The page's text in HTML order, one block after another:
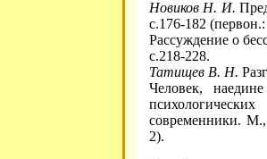
Новиков Н. И.
с.176-182
Рассуждение о
с.218-228.
Татищев В. Н.
Человек,
современники.
2).